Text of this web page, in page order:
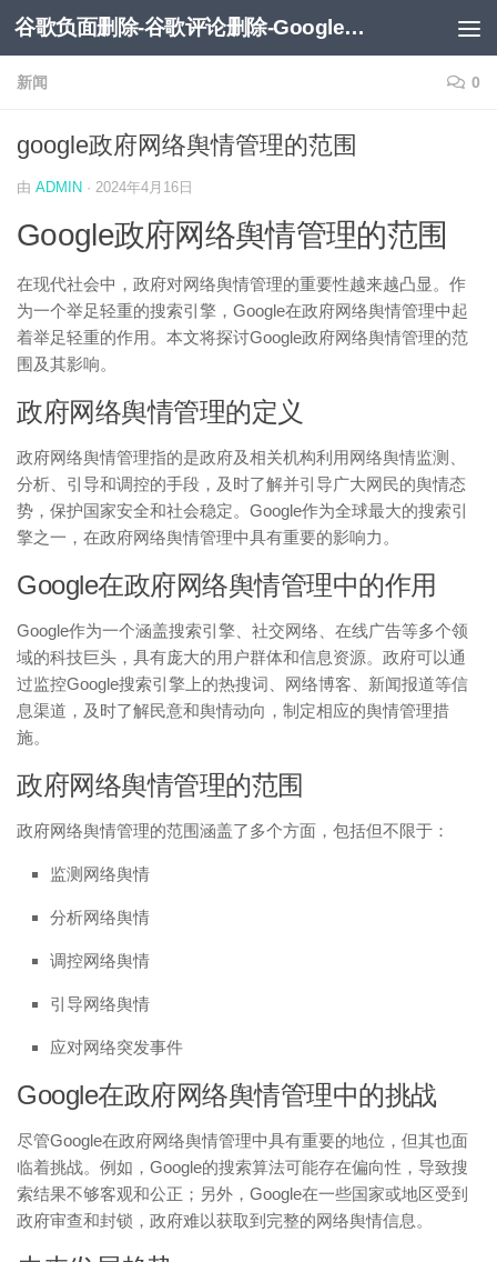
跳至内容 谷歌负面删除-谷歌评论删除-Google负面移除-Google负面评论删除
新闻 0
google政府网络舆情管理的范围
由 ADMIN · 2024年4月16日
Google政府网络舆情管理的范围
在现代社会中，政府对网络舆情管理的重要性越来越凸显。作
为一个举足轻重的搜索引擎，Google在政府网络舆情管理中起
着举足轻重的作用。本文将探讨Google政府网络舆情管理的范
围及其影响。
政府网络舆情管理的定义
政府网络舆情管理指的是政府及相关机构利用网络舆情监测、
分析、引导和调控的手段，及时了解并引导广大网民的舆情态
势，保护国家安全和社会稳定。Google作为全球最大的搜索引
擎之一，在政府网络舆情管理中具有重要的影响力。
Google在政府网络舆情管理中的作用
Google作为一个涵盖搜索引擎、社交网络、在线广告等多个领
域的科技巨头，具有庞大的用户群体和信息资源。政府可以通
过监控Google搜索引擎上的热搜词、网络博客、新闻报道等信
息渠道，及时了解民意和舆情动向，制定相应的舆情管理措
施。
政府网络舆情管理的范围
政府网络舆情管理的范围涵盖了多个方面，包括但不限于：
监测网络舆情
分析网络舆情
调控网络舆情
引导网络舆情
应对网络突发事件
Google在政府网络舆情管理中的挑战
尽管Google在政府网络舆情管理中具有重要的地位，但其也面
临着挑战。例如，Google的搜索算法可能存在偏向性，导致搜
索结果不够客观和公正；另外，Google在一些国家或地区受到
政府审查和封锁，政府难以获取到完整的网络舆情信息。